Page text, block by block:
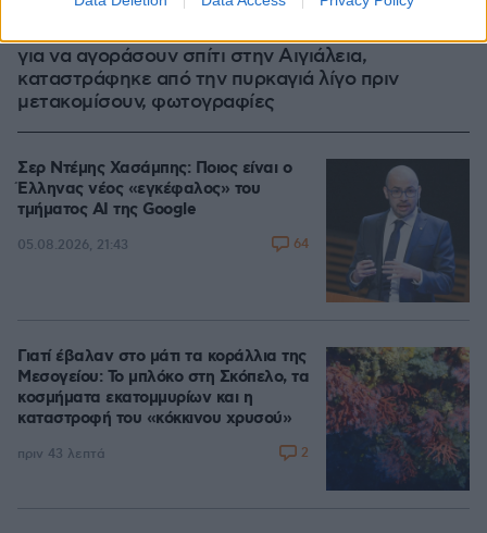
για να αγοράσουν σπίτι στην Αιγιάλεια,
καταστράφηκε από την πυρκαγιά λίγο πριν
μετακομίσουν, φωτογραφίες
05.08.2026, 19:53
Σερ Ντέμης Χασάμπης: Ποιος είναι ο
Έλληνας νέος «εγκέφαλος» του
τμήματος AI της Google
05.08.2026, 21:43 64
Γιατί έβαλαν στο μάτι τα κοράλλια της
Μεσογείου: Το μπλόκο στη Σκόπελο, τα
κοσμήματα εκατομμυρίων και η
καταστροφή του «κόκκινου χρυσού»
πριν 43 λεπτά 2